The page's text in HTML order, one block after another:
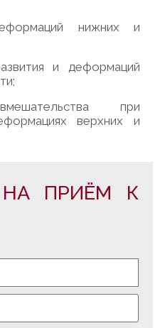
нижних и
и деформаций
при
верхних и
НА ПРИЁМ К